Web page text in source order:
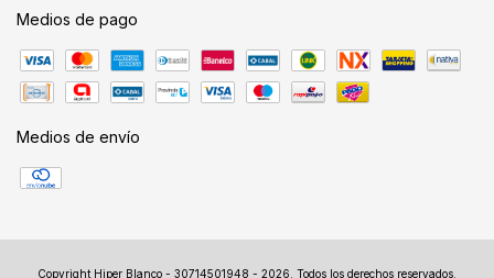
Medios de pago
Medios de envío
Copyright Hiper Blanco - 30714501948 - 2026. Todos los derechos reservados.